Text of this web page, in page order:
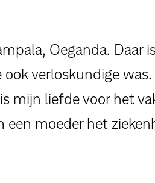
Oeganda. Daar
verloskundige
mijn liefde voor het
moeder het